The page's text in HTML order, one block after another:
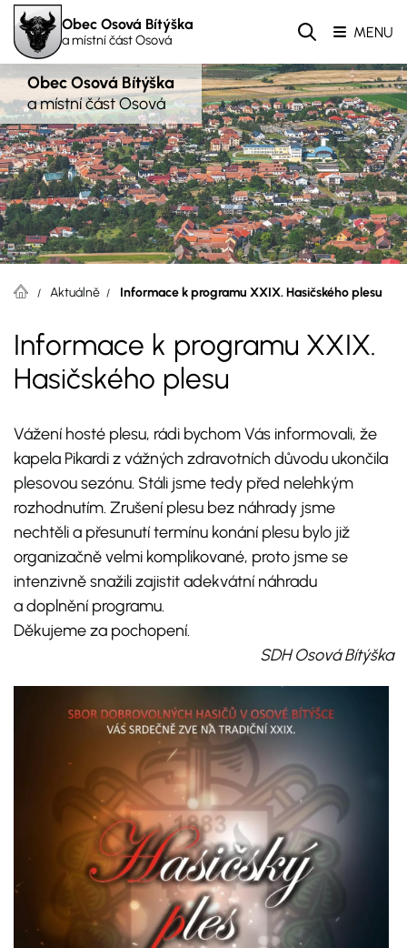
Obec Osová Bítýška
a místní část Osová MENU
Obec Osová Bítýška
a místní část Osová
Aktuálně Informace k programu XXIX. Hasičského plesu
Informace k programu XXIX.
Hasičského plesu
Vážení hosté plesu, rádi bychom Vás informovali, že
kapela Pikardi z vážných zdravotních důvodu ukončila
plesovou sezónu. Stáli jsme tedy před nelehkým
rozhodnutím. Zrušení plesu bez náhrady jsme
nechtěli a přesunutí termínu konání plesu bylo již
organizačně velmi komplikované, proto jsme se
intenzivně snažili zajistit adekvátní náhradu
a doplnění programu.
Děkujeme za pochopení.
SDH Osová Bítýška